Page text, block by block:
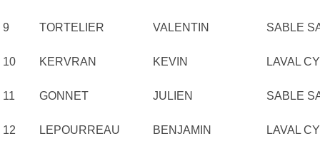
9 TORTELIER VALENTIN SABLE
10 KERVRAN KEVIN LAVAL
11 GONNET JULIEN SABLE
12 LEPOURREAU BENJAMIN LAVAL